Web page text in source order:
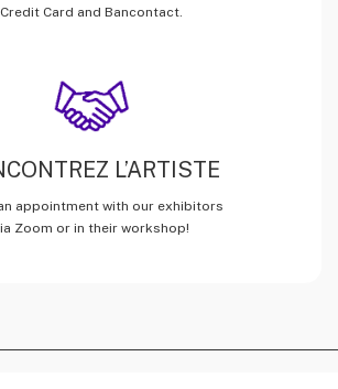
Credit Card and Bancontact.
L’ARTISTE
appointment with our exhibitors
Zoom or in their workshop!